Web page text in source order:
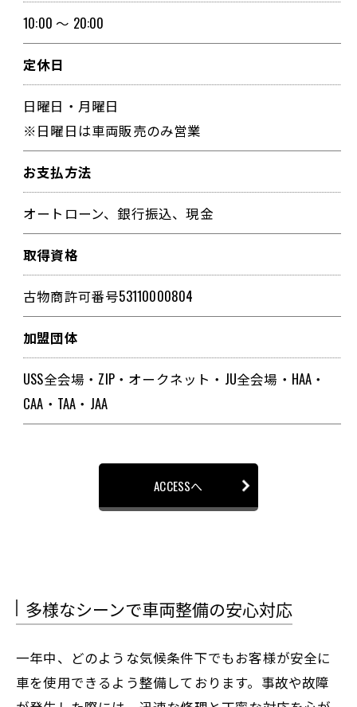
10:00 ～ 20:00
定休日
日曜日・月曜日
※日曜日は車両販売のみ営業
お支払方法
オートローン、銀行振込、現金
取得資格
古物商許可番号53110000804
加盟団体
USS全会場・ZIP・オークネット・JU全会場・HAA・
CAA・TAA・JAA
ACCESSへ
多様なシーンで車両整備の安心対応
一年中、どのような気候条件下でもお客様が安全に
車を使用できるよう整備しております。事故や故障